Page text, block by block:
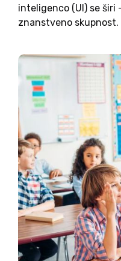
inteligenco (UI) se
znanstveno
lahko zaznajo ali